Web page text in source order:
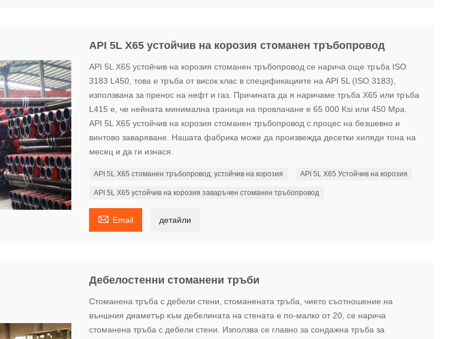
API 5L X65 устойчив на корозия стоманен тръбопровод
API 5L X65 устойчив на корозия стоманен тръбопровод се нарича още тръба ISO
3183 L450, това е тръба от висок клас в спецификациите на API 5L (ISO 3183),
използвана за пренос на нефт и газ. Причината да я наричаме тръба X65 или тръба
L415 е, че нейната минимална граница на провлачане е 65 000 Ksi или 450 Mpa.
API 5L X65 устойчив на корозия стоманен тръбопровод с процес на безшевно и
винтово заваряване. Нашата фабрика може да произвежда десетки хиляди тона на
месец и да ги изнася.
API 5L X65 стоманен тръбопровод, устойчив на корозия API 5L X65 Устойчив на корозия
API 5L X65 устойчив на корозия заваръчен стоманен тръбопровод
 Email детайли
Дебелостенни стоманени тръби
Стоманена тръба с дебели стени, стоманената тръба, чието съотношение на
външния диаметър към дебелината на стената е по-малко от 20, се нарича
стоманена тръба с дебели стени. Използва се главно за сондажна тръба за